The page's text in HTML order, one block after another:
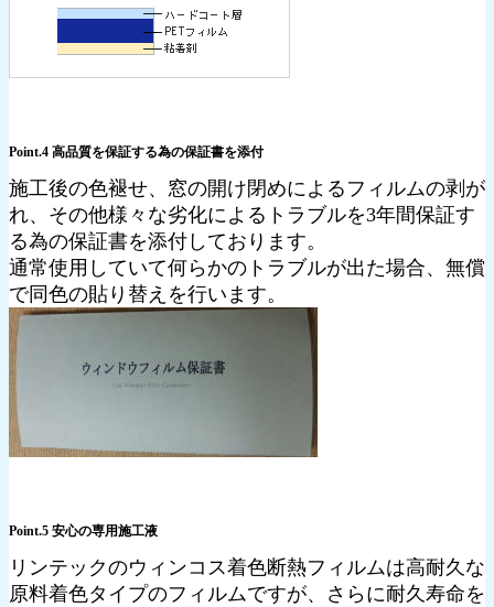
Point.4 高品質を保証する為の保証書を添付
施工後の色褪せ、窓の開け閉めによるフィルムの剥が
れ、その他様々な劣化によるトラブルを3年間保証す
る為の保証書を添付しております。
通常使用していて何らかのトラブルが出た場合、無償
で同色の貼り替えを行います。
Point.5 安心の専用施工液
リンテックのウィンコス着色断熱フィルムは高耐久な
原料着色タイプのフィルムですが、さらに耐久寿命を